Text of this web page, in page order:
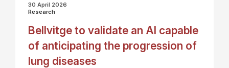
30 April 2026
Research
Bellvitge to validate an AI capable
of anticipating the progression of
lung diseases